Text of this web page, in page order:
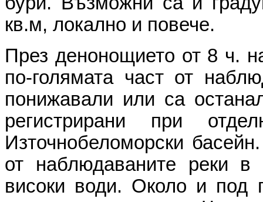
кв.м, локално и повече.
През денонощието от 8 ч.
по-голямата част от
понижавали или са
регистрирани при
Източнобеломорски
от наблюдаваните реки в
високи води. Около и под